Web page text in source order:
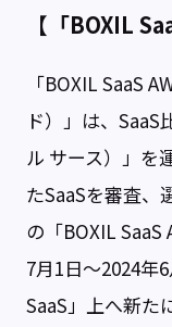
【「BOXIL
「BOXIL SaaS
ド）」は、SaaS
ル サース）」を
たSaaSを審査、
の「BOXIL
7月1日〜2024年
SaaS」上へ新た